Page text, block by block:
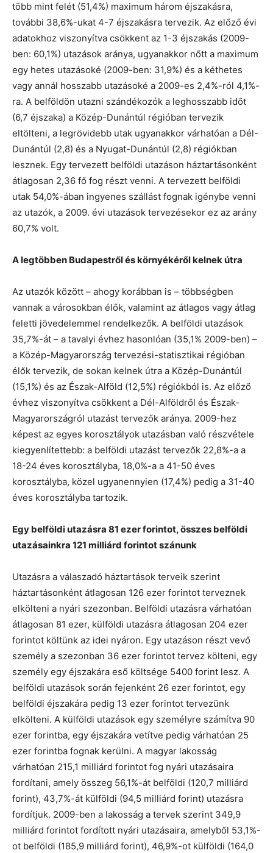
több mint felét (51,4%) maximum három éjszakásra,
további 38,6%-ukat 4-7 éjszakásra tervezik. Az előző évi
adatokhoz viszonyítva csökkent az 1-3 éjszakás (2009-
ben: 60,1%) utazások aránya, ugyanakkor nőtt a maximum
egy hetes utazásoké (2009-ben: 31,9%) és a kéthetes
vagy annál hosszabb utazásoké a 2009-es 2,4%-ról 4,1%-
ra. A belföldön utazni szándékozók a leghosszabb időt
(6,7 éjszaka) a Közép-Dunántúl régióban tervezik
eltölteni, a legrövidebb utak ugyanakkor várhatóan a Dél-
Dunántúl (2,8) és a Nyugat-Dunántúl (2,8) régiókban
lesznek. Egy tervezett belföldi utazáson háztartásonként
átlagosan 2,36 fő fog részt venni. A tervezett belföldi
utak 54,0%-ában ingyenes szállást fognak igénybe venni
az utazók, a 2009. évi utazások tervezésekor ez az arány
60,7% volt.
A legtöbben Budapestről és környékéről kelnek útra
Az utazók között – ahogy korábban is – többségben
vannak a városokban élők, valamint az átlagos vagy átlag
feletti jövedelemmel rendelkezők. A belföldi utazások
35,7%-át – a tavalyi évhez hasonlóan (35,1% 2009-ben) –
a Közép-Magyarország tervezési-statisztikai régióban
élők tervezik, de sokan kelnek útra a Közép-Dunántúl
(15,1%) és az Észak-Alföld (12,5%) régiókból is. Az előző
évhez viszonyítva csökkent a Dél-Alföldről és Észak-
Magyarországról utazást tervezők aránya. 2009-hez
képest az egyes korosztályok utazásban való részvétele
kiegyenlítettebb: a belföldi utazást tervezők 22,8%-a a
18-24 éves korosztályba, 18,0%-a a 41-50 éves
korosztályba, közel ugyanennyien (17,4%) pedig a 31-40
éves korosztályba tartozik.
Egy belföldi utazásra 81 ezer forintot, összes belföldi
utazásainkra 121 milliárd forintot szánunk
Utazásra a válaszadó háztartások terveik szerint
háztartásonként átlagosan 126 ezer forintot terveznek
elkölteni a nyári szezonban. Belföldi utazásra várhatóan
átlagosan 81 ezer, külföldi utazásra átlagosan 204 ezer
forintot költünk az idei nyáron. Egy utazáson részt vevő
személy a szezonban 36 ezer forintot tervez költeni, egy
személy egy éjszakára eső költsége 5400 forint lesz. A
belföldi utazások során fejenként 26 ezer forintot, egy
belföldi éjszakára pedig 13 ezer forintot tervezünk
elkölteni. A külföldi utazások egy személyre számítva 90
ezer forintba, egy éjszakára vetítve pedig várhatóan 25
ezer forintba fognak kerülni. A magyar lakosság
várhatóan 215,1 milliárd forintot fog nyári utazásaira
fordítani, amely összeg 56,1%-át belföldi (120,7 milliárd
forint), 43,7%-át külföldi (94,5 milliárd forint) utazásra
fordítjuk. 2009-ben a lakosság a tervek szerint 349,9
milliárd forintot fordított nyári utazásaira, amelyből 53,1%-
ot belföldi (185,9 milliárd forint), 46,9%-ot külföldi (164,0